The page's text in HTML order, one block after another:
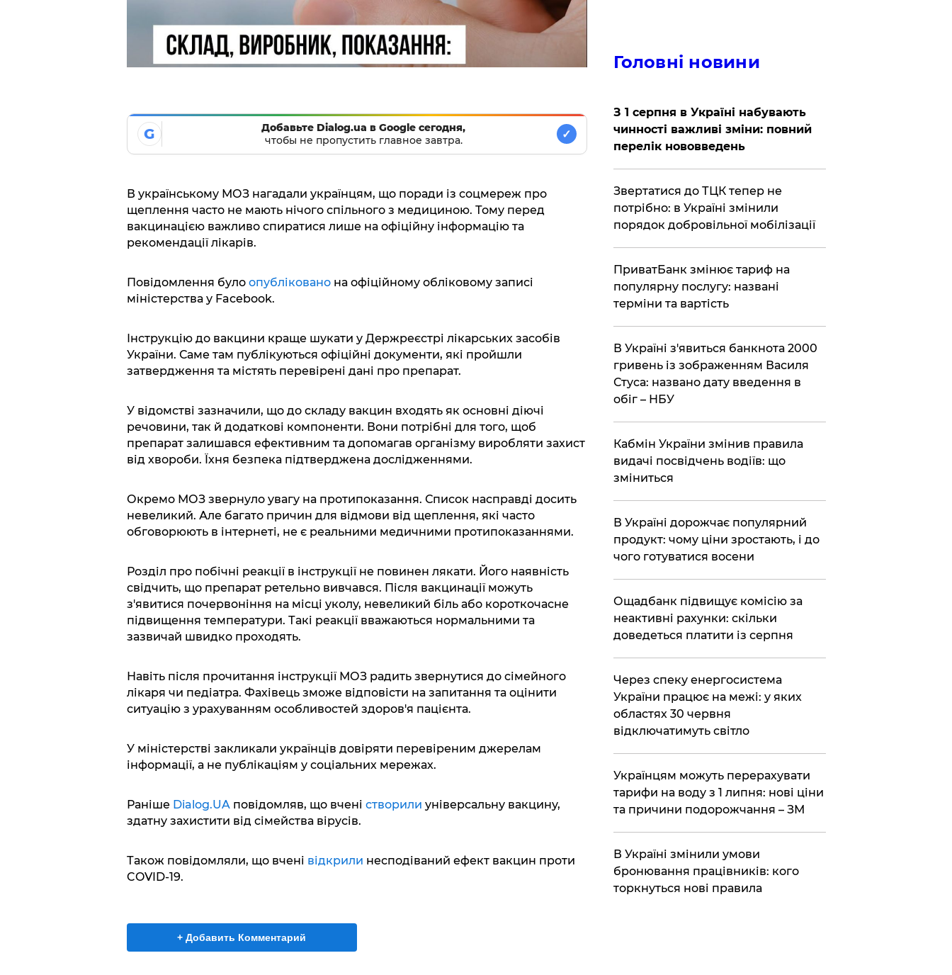
G
Добавьте Dialog.ua в Google сегодня,
чтобы не пропустить главное завтра.
✓
В українському МОЗ нагадали українцям, що поради із соцмереж про
щеплення часто не мають нічого спільного з медициною. Тому перед
вакцинацією важливо спиратися лише на офіційну інформацію та
рекомендації лікарів.
Повідомлення було опубліковано на офіційному обліковому записі
міністерства у Facebook.
Інструкцію до вакцини краще шукати у Держреєстрі лікарських засобів
України. Саме там публікуються офіційні документи, які пройшли
затвердження та містять перевірені дані про препарат.
У відомстві зазначили, що до складу вакцин входять як основні діючі
речовини, так й додаткові компоненти. Вони потрібні для того, щоб
препарат залишався ефективним та допомагав організму виробляти захист
від хвороби. Їхня безпека підтверджена дослідженнями.
Окремо МОЗ звернуло увагу на протипоказання. Список насправді досить
невеликий. Але багато причин для відмови від щеплення, які часто
обговорюють в інтернеті, не є реальними медичними протипоказаннями.
Розділ про побічні реакції в інструкції не повинен лякати. Його наявність
свідчить, що препарат ретельно вивчався. Після вакцинації можуть
з'явитися почервоніння на місці уколу, невеликий біль або короткочасне
підвищення температури. Такі реакції вважаються нормальними та
зазвичай швидко проходять.
Навіть після прочитання інструкції МОЗ радить звернутися до сімейного
лікаря чи педіатра. Фахівець зможе відповісти на запитання та оцінити
ситуацію з урахуванням особливостей здоров'я пацієнта.
У міністерстві закликали українців довіряти перевіреним джерелам
інформації, а не публікаціям у соціальних мережах.
Раніше Dialog.UAповідомляв, що вчені створили універсальну вакцину,
здатну захистити від сімейства вірусів.
Також повідомляли, що вчені відкрили несподіваний ефект вакцин проти
COVID-19.
+ Добавить Комментарий
Головні новини
З 1 серпня в Україні набувають
чинності важливі зміни: повний
перелік нововведень
​Звертатися до ТЦК тепер не
потрібно: в Україні змінили
порядок добровільної мобілізації
​ПриватБанк змінює тариф на
популярну послугу: названі
терміни та вартість
В Україні з'явиться банкнота 2000
гривень із зображенням Василя
Стуса: названо дату введення в
обіг – НБУ
​Кабмін України змінив правила
видачі посвідчень водіїв: що
зміниться
В Україні дорожчає популярний
продукт: чому ціни зростають, і до
чого готуватися восени
​Ощадбанк підвищує комісію за
неактивні рахунки: скільки
доведеться платити із серпня
Через спеку енергосистема
України працює на межі: у яких
областях 30 червня
відключатимуть світло
Українцям можуть перерахувати
тарифи на воду з 1 липня: нові ціни
та причини подорожчання – ЗМ
В Україні змінили умови
бронювання працівників: кого
торкнуться нові правила